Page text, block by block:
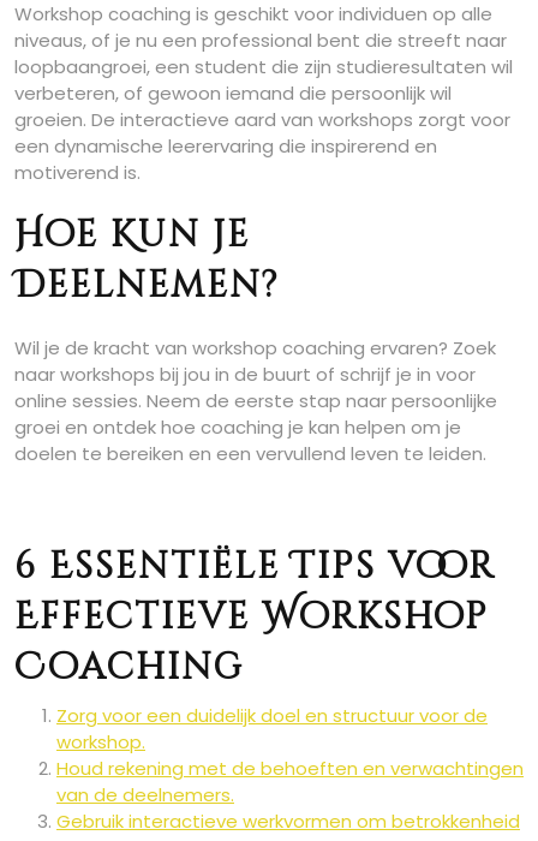
Workshop coaching is geschikt voor individuen op alle
niveaus, of je nu een professional bent die streeft naar
loopbaangroei, een student die zijn studieresultaten wil
verbeteren, of gewoon iemand die persoonlijk wil
groeien. De interactieve aard van workshops zorgt voor
een dynamische leerervaring die inspirerend en
motiverend is.
Hoe Kun je
Deelnemen?
Wil je de kracht van workshop coaching ervaren? Zoek
naar workshops bij jou in de buurt of schrijf je in voor
online sessies. Neem de eerste stap naar persoonlijke
groei en ontdek hoe coaching je kan helpen om je
doelen te bereiken en een vervullend leven te leiden.
6 Essentiële Tips voor
Effectieve Workshop
Coaching
Zorg voor een duidelijk doel en structuur voor de
workshop.
Houd rekening met de behoeften en verwachtingen
van de deelnemers.
Gebruik interactieve werkvormen om betrokkenheid